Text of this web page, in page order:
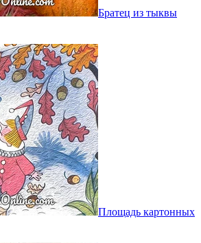
Братец из тыквы
Площадь картонных